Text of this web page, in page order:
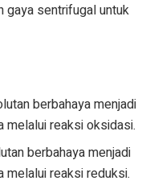
gaya sentrifugal untuk
berbahaya menjadi
melalui reaksi oksidasi.
berbahaya menjadi
melalui reaksi reduksi.